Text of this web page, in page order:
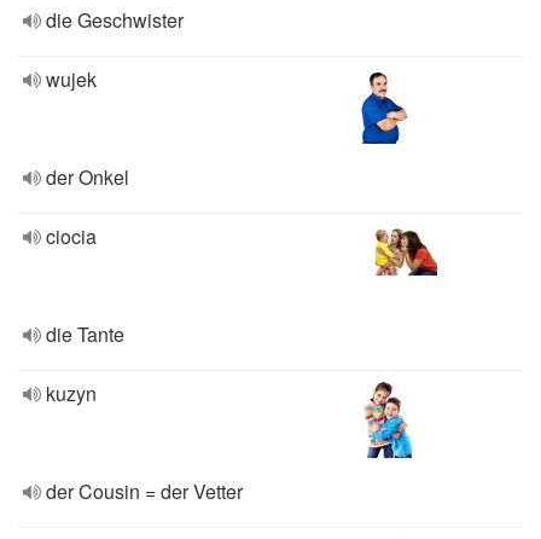
die Geschwister
wujek
der Onkel
ciocia
die Tante
kuzyn
der Cousin = der Vetter